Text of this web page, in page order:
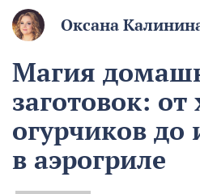
Оксана
Магия
заготовок:
огурчиков
в аэрогриле